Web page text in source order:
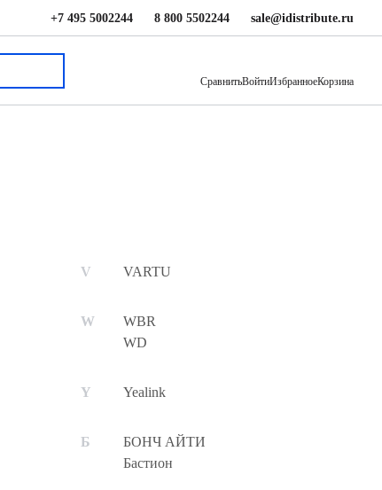
+7 495 5002244 8 800 5502244 sale@idistribute.ru
СравнитьВойтиИзбранноеКорзина
VARTU
WBR
WD
Yealink
БОНЧ АЙТИ
Бастион